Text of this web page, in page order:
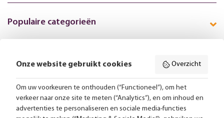
Populaire categorieën
Volg ons online:
Gratis bezorging vanaf 99,-
Onze website gebruikt cookies Overzicht
Om uw voorkeuren te onthouden (“Functioneel”), om het
verkeer naar onze site te meten (“Analytics”), en om inhoud en
advertenties te personaliseren en sociale media-functies